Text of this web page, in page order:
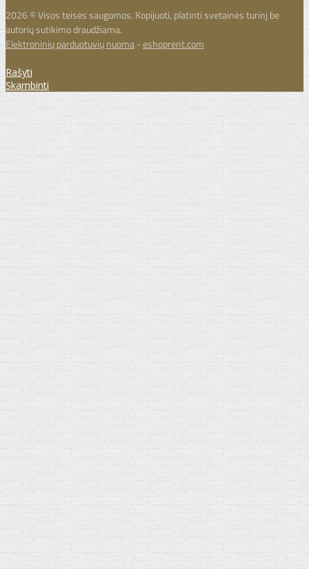
2026 © Visos teisės saugomos. Kopijuoti, platinti svetainės turinį be
autorių sutikimo draudžiama.
Elektroninių parduotuvių nuoma-eshoprent.com
Rašyti
Skambinti